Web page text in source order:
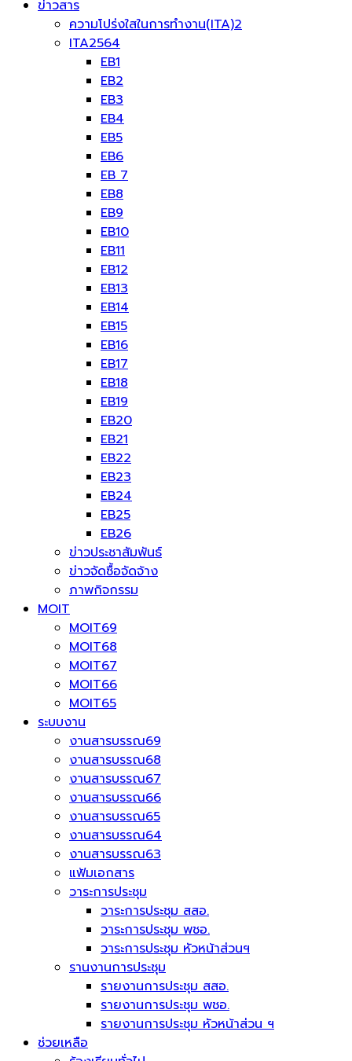
ข่าวสาร
ความโปร่งใสในการทำงาน(ITA)2
ITA2564
EB1
EB2
EB3
EB4
EB5
EB6
EB 7
EB8
EB9
EB10
EB11
EB12
EB13
EB14
EB15
EB16
EB17
EB18
EB19
EB20
EB21
EB22
EB23
EB24
EB25
EB26
ข่าวประชาสัมพันธ์
ข่าวจัดซื้อจัดจ้าง
ภาพกิจกรรม
MOIT
MOIT69
MOIT68
MOIT67
MOIT66
MOIT65
ระบบงาน
งานสารบรรณ69
งานสารบรรณ68
งานสารบรรณ67
งานสารบรรณ66
งานสารบรรณ65
งานสารบรรณ64
งานสารบรรณ63
แฟ้มเอกสาร
วาระการประชุม
วาระการประชุม สสอ.
วาระการประชุม พชอ.
วาระการประชุม หัวหน้าส่วนฯ
รานงานการประชุม
รายงานการประชุม สสอ.
รายงานการประชุม พชอ.
รายงานการประชุม หัวหน้าส่วน ฯ
ช่วยเหลือ